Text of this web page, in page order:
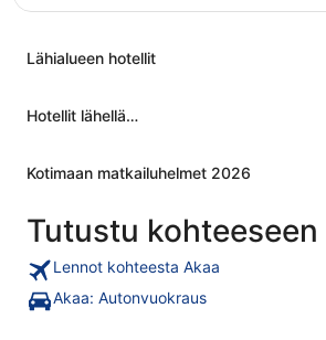
Lähialueen hotellit
Hotellit lähellä…
Kotimaan matkailuhelmet 2026
Tutustu kohteeseen
Lennot kohteesta Akaa
Akaa: Autonvuokraus